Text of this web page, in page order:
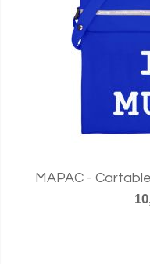
MAPAC -